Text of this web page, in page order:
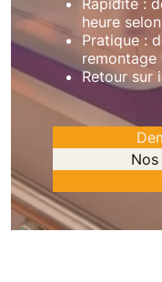
Rapidité :
heure
Pratique :
Retour sur